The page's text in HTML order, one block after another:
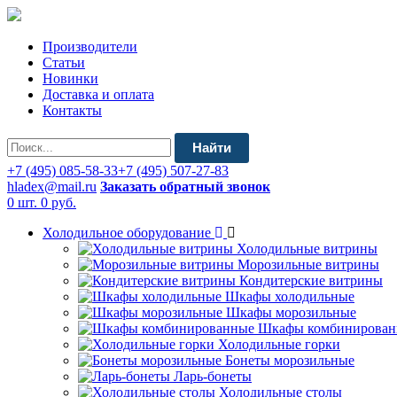
Производители
Статьи
Новинки
Доставка и оплата
Контакты
Найти
+7 (495) 085-58-33+7 (495) 507-27-83
hladex@mail.ru Заказать обратный звонок
0 шт. 0 руб.
Холодильное оборудование
Холодильные витрины
Морозильные витрины
Кондитерские витрины
Шкафы холодильные
Шкафы морозильные
Шкафы
Холодильные горки
Бонеты морозильные
Ларь-бонеты
Холодильные столы